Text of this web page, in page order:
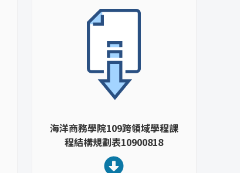
海洋商務學院109跨領域學程課
程結構規劃表10900818